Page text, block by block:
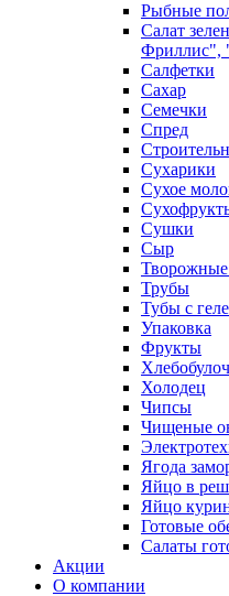
Рыбные
Салат
Фриллис",
Салфетки
Сахар
Семечки
Спред
Сухарики
Сухое
Сушки
Сыр
Трубы
Тубы с
Упаковка
Фрукты
Холодец
Чипсы
Чищеные
Ягода
Яйцо в
Яйцо
Готовые
Салаты
Акции
О компании